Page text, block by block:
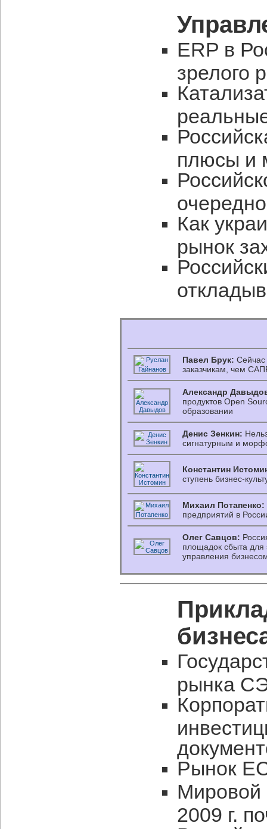
ERP в
зрелого
плюсы и
Как
рынок
Павел Брук: Сейчас
заказчикам, чем
Александр
продуктов Open
образовании
Денис Зенкин:
сигнатурным и
Константин
ступень бизнес-
Михаил Потапенко:
предприятий в
Олег Савцов:
площадок сбыта для
управления
рынка
Рынок
Мировой
2009 г.